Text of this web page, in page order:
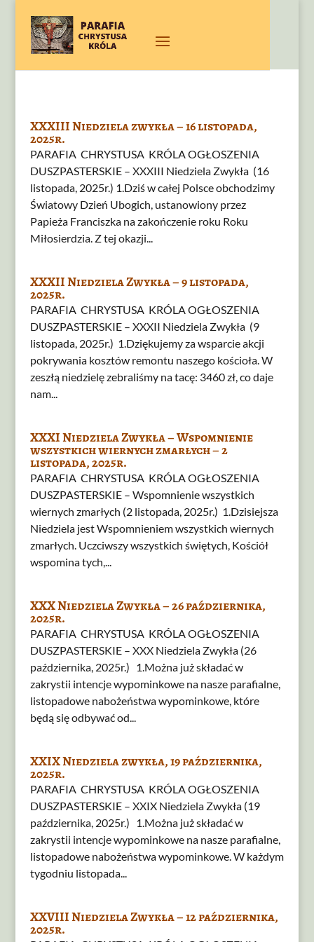
XXXIII Niedziela zwykła – 16 listopada,
2025r.
PARAFIA CHRYSTUSA KRÓLA OGŁOSZENIA
DUSZPASTERSKIE – XXXIII Niedziela Zwykła (16
listopada, 2025r.) 1.Dziś w całej Polsce obchodzimy
Światowy Dzień Ubogich, ustanowiony przez
Papieża Franciszka na zakończenie roku Roku
Miłosierdzia. Z tej okazji...
XXXII Niedziela Zwykła – 9 listopada,
2025r.
PARAFIA CHRYSTUSA KRÓLA OGŁOSZENIA
DUSZPASTERSKIE – XXXII Niedziela Zwykła (9
listopada, 2025r.) 1.Dziękujemy za wsparcie akcji
pokrywania kosztów remontu naszego kościoła. W
zeszłą niedzielę zebraliśmy na tacę: 3460 zł, co daje
nam...
XXXI Niedziela Zwykła – Wspomnienie
wszystkich wiernych zmarłych – 2
listopada, 2025r.
PARAFIA CHRYSTUSA KRÓLA OGŁOSZENIA
DUSZPASTERSKIE – Wspomnienie wszystkich
wiernych zmarłych (2 listopada, 2025r.) 1.Dzisiejsza
Niedziela jest Wspomnieniem wszystkich wiernych
zmarłych. Uczciwszy wszystkich świętych, Kościół
wspomina tych,...
XXX Niedziela Zwykła – 26 października,
2025r.
PARAFIA CHRYSTUSA KRÓLA OGŁOSZENIA
DUSZPASTERSKIE – XXX Niedziela Zwykła (26
października, 2025r.) 1.Można już składać w
zakrystii intencje wypominkowe na nasze parafialne,
listopadowe nabożeństwa wypominkowe, które
będą się odbywać od...
XXIX Niedziela zwykła, 19 października,
2025r.
PARAFIA CHRYSTUSA KRÓLA OGŁOSZENIA
DUSZPASTERSKIE – XXIX Niedziela Zwykła (19
października, 2025r.) 1.Można już składać w
zakrystii intencje wypominkowe na nasze parafialne,
listopadowe nabożeństwa wypominkowe. W każdym
tygodniu listopada...
XXVIII Niedziela Zwykła – 12 października,
2025r.